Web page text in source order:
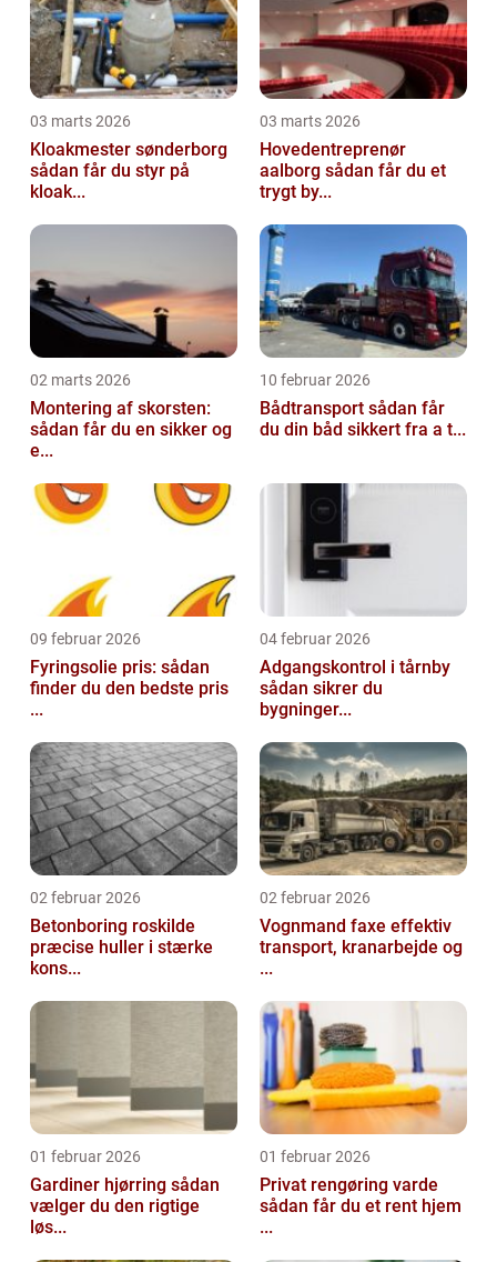
03 marts 2026
Kloakmester sønderborg
sådan får du styr på
kloak...
03 marts 2026
Hovedentreprenør
aalborg sådan får du et
trygt by...
02 marts 2026
Montering af skorsten:
sådan får du en sikker og
e...
10 februar 2026
Bådtransport sådan får
du din båd sikkert fra a t...
09 februar 2026
Fyringsolie pris: sådan
finder du den bedste pris
...
04 februar 2026
Adgangskontrol i tårnby
sådan sikrer du
bygninger...
02 februar 2026
Betonboring roskilde
præcise huller i stærke
kons...
02 februar 2026
Vognmand faxe effektiv
transport, kranarbejde og
...
01 februar 2026
Gardiner hjørring sådan
vælger du den rigtige
løs...
01 februar 2026
Privat rengøring varde
sådan får du et rent hjem
...